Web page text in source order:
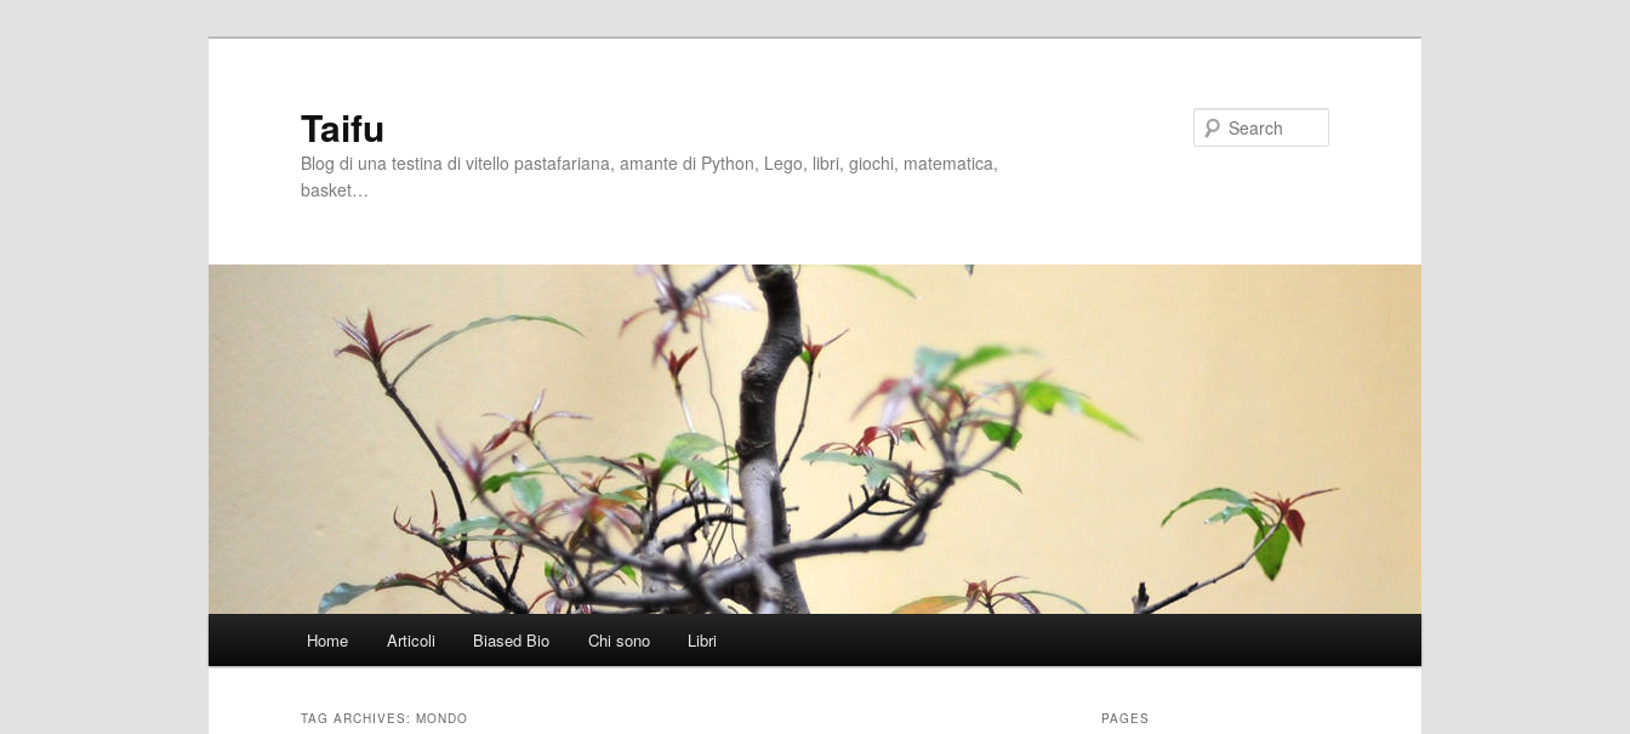
Taifu
Blog di una testina di vitello pastafariana, amante di Python, Lego, libri, giochi, matematica,
basket…
Home Articoli Biased Bio Chi sono Libri
TAG ARCHIVES: MONDO PAGES